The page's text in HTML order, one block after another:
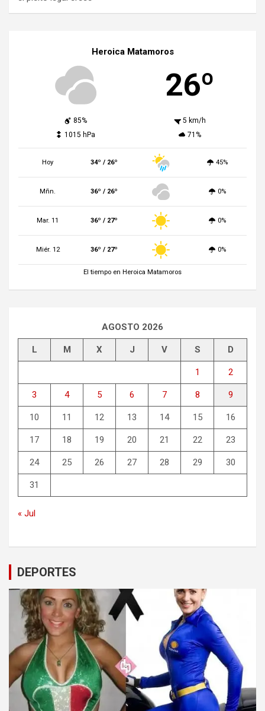
Heroica Matamoros
26º
85%
5 km/h
1015 hPa
71%
Hoy 34º / 26º 45%
Mñn. 36º / 26º 0%
Mar. 11 36º / 27º 0%
Miér. 12 36º / 27º 0%
El tiempo en Heroica Matamoros
AGOSTO 2026
L M X J V S D
1 2
3 4 5 6 7 8 9
10 11 12 13 14 15 16
17 18 19 20 21 22 23
24 25 26 27 28 29 30
31
« Jul
DEPORTES